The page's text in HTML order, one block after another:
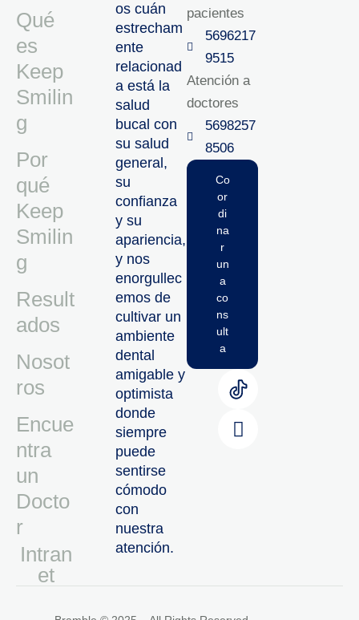
Qué
es
Keep
Smilin
g
Por
qué
Keep
Smilin
g
Result
ados
Nosot
ros
Encue
ntra
un
Docto
r
Intran
Et
os cuán
estrecham
ente
relacionad
a está la
salud
bucal con
su salud
general,
su
confianza
y su
apariencia,
y nos
enorgullec
emos de
cultivar un
ambiente
dental
amigable y
optimista
donde
siempre
puede
sentirse
cómodo
con
nuestra
atención.
pacientes
5696217
9515‬
Atención a
doctores
5698257
8506‬
Co
or
di
na
r
un
a
co
ns
ult
a